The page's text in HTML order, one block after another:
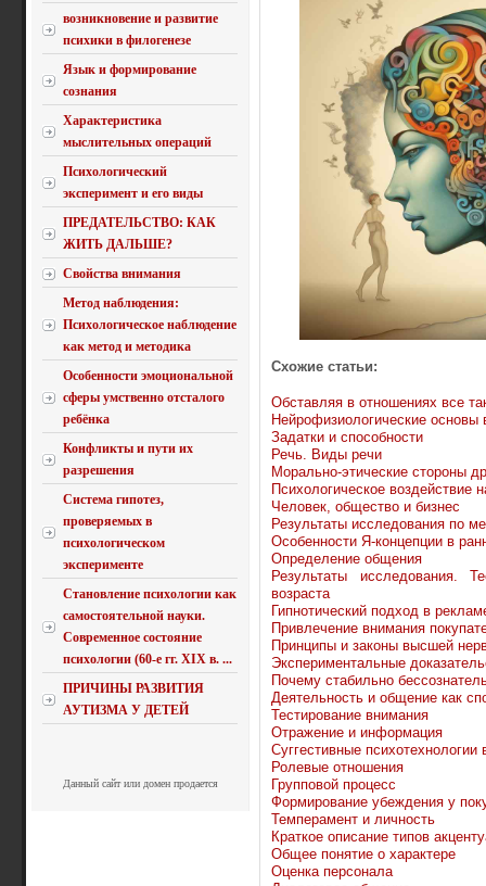
возникновение и развитие
психики в филогенезе
Язык и формирование
сознания
Характеристика
мыслительных операций
Психологический
эксперимент и его виды
ПРЕДАТЕЛЬСТВО: КАК
ЖИТЬ ДАЛЬШЕ?
Свойства внимания
Метод наблюдения:
Психологическое наблюдение
как метод и методика
Особенности эмоциональной
сферы умственно отсталого
ребёнка
Конфликты и пути их
разрешения
Система гипотез,
проверяемых в
психологическом
эксперименте
Становление психологии как
самостоятельной науки.
Современное состояние
психологии (60-е гг. XIX в. ...
ПРИЧИНЫ РАЗВИТИЯ
АУТИЗМА У ДЕТЕЙ
Данный сайт или домен продается
Схожие статьи:
Обставляя в отношениях все
Нейрофизиологические основы
Задатки и способности
Речь. Виды речи
Морально-этические стороны
Психологическое воздействие
Человек, общество и бизнес
Результаты исследования по
Особенности Я-концепции в
Определение общения
Результаты исследования.
возраста
Гипнотический подход в
Привлечение внимания
Принципы и законы высшей
Экспериментальные
Почему стабильно
Деятельность и общение как
Тестирование внимания
Отражение и информация
Суггестивные психотехнологии
Ролевые отношения
Групповой процесс
Формирование убеждения у
Темперамент и личность
Краткое описание типов
Общее понятие о характере
Оценка персонала